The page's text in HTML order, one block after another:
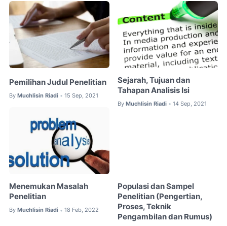
Pemilihan Judul Penelitian
By Muchlisin Riadi • 15 Sep, 2021
Sejarah, Tujuan dan
Tahapan Analisis Isi
By Muchlisin Riadi • 14 Sep, 2021
Menemukan Masalah
Penelitian
By Muchlisin Riadi • 18 Feb, 2022
Populasi dan Sampel
Penelitian (Pengertian,
Proses, Teknik
Pengambilan dan Rumus)